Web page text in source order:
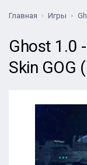
Главная Игры
Ghost 1.0
Skin GOG